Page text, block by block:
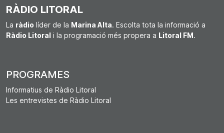
RÀDIO LITORAL
La ràdio líder de la Marina Alta. Escolta tota la informació a
Ràdio Litoral i la programació més propera a Litoral FM.
PROGRAMES
Informatius de Ràdio Litoral
Les entrevistes de Ràdio Litoral